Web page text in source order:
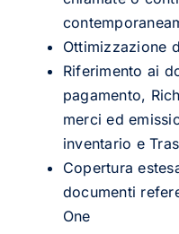
Ottimizzazione
Riferimento ai
pagamento,
merci ed
inventario e
Copertura
documenti
One